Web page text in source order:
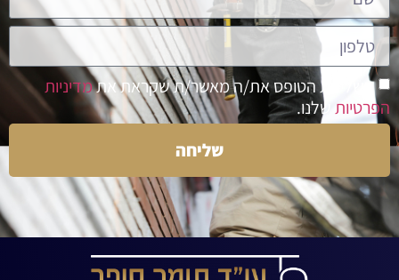
בשליחת הטופס את/ה מאשר/ת שקראת אתמדיניות
הפרטיות שלנו.
שליחה